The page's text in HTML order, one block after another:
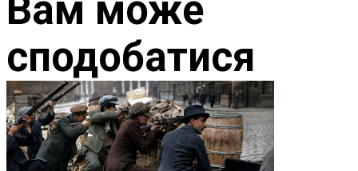
Вам може
сподобатися